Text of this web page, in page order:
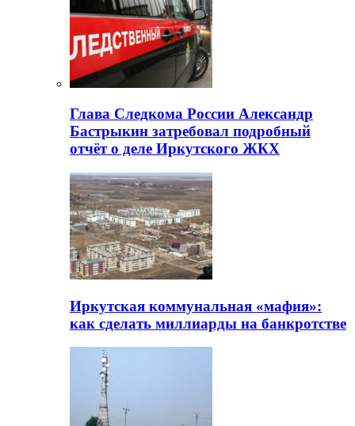
Глава Следкома России Александр
Бастрыкин затребовал подробный
отчёт о деле Иркутского ЖКХ
Иркутская коммунальная «мафия»:
как сделать миллиарды на банкротстве